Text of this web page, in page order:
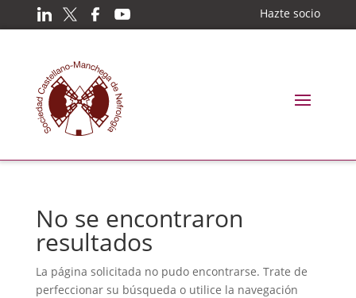
Hazte socio
No se encontraron
resultados
La página solicitada no pudo encontrarse. Trate de
perfeccionar su búsqueda o utilice la navegación